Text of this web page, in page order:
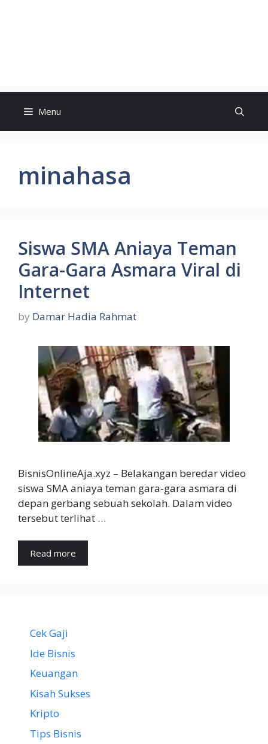
Menu
minahasa
Siswa SMA Aniaya Teman
Gara-Gara Asmara Viral di
Internet
by Damar Hadia Rahmat
BisnisOnlineAja.xyz – Belakangan beredar video
siswa SMA aniaya teman gara-gara asmara di
depan gerbang sebuah sekolah. Dalam video
tersebut terlihat …
Read more
Cek Gaji
Ide Bisnis
Keuangan
Kisah Sukses
Kripto
Tips Bisnis